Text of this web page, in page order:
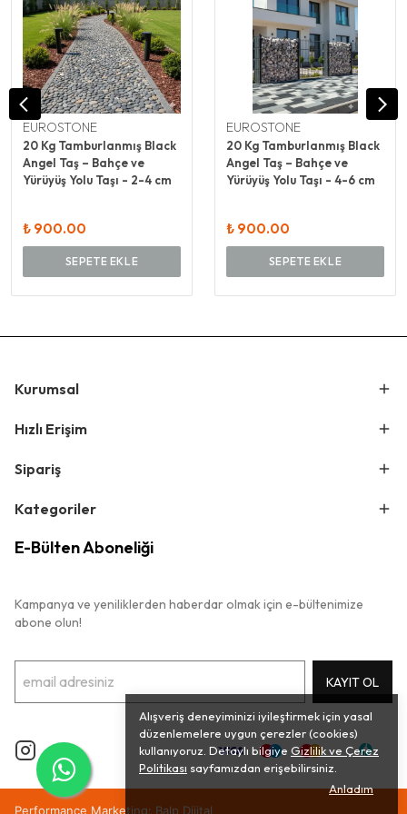
Alışveriş deneyiminizi iyileştirmek için yasal
düzenlemelere uygun çerezler (cookies)
kullanıyoruz. Detaylı bilgiye Gizlilik ve Çerez
Politikası sayfamızdan erişebilirsiniz.
Anladım
EUROSTONE
20 Kg Tamburlanmış Black
Angel Taş – Bahçe ve
Yürüyüş Yolu Taşı - 2-4 cm
₺ 900.00
SEPETE EKLE
EUROSTONE
20 Kg Tamburlanmış Black
Angel Taş – Bahçe ve
Yürüyüş Yolu Taşı - 4-6 cm
₺ 900.00
SEPETE EKLE
Kurumsal
Hızlı Erişim
Sipariş
Kategoriler
E-Bülten Aboneliği
Kampanya ve yeniliklerden haberdar olmak için e-bültenimize
abone olun!
KAYIT OL
Performance Marketing: Balp Dijital